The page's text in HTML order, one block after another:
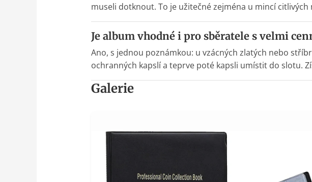
museli dotknout. To je užitečné zejména u mincí citlivých
Je album vhodné i pro sběratele s velmi
Ano, s jednou poznámkou: u vzácných zlatých nebo
ochranných kapslí a teprve poté kapsli umístit do slotu.
Galerie